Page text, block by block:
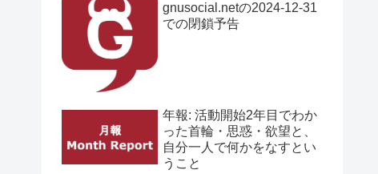
gnusocial.netの2024-12-31
での閉鎖予告
年報: 活動開始2年目でわか
った首輪・思惑・欲望と、
自分一人で何かをなすとい
うこと